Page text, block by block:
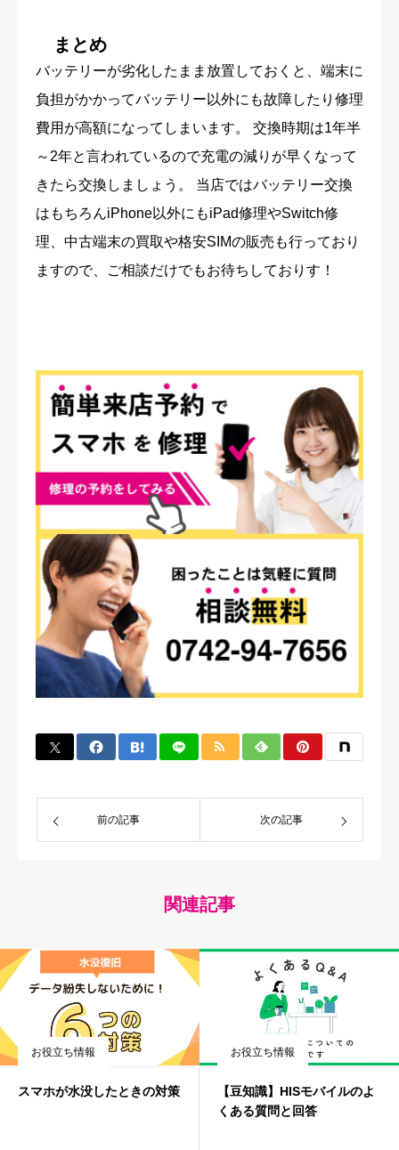
まとめ
バッテリーが劣化したまま放置しておくと、端末に
負担がかかってバッテリー以外にも故障したり修理
費用が高額になってしまいます。 交換時期は1年半
～2年と言われているので充電の減りが早くなって
きたら交換しましょう。 当店ではバッテリー交換
はもちろんiPhone以外にもiPad修理やSwitch修
理、中古端末の買取や格安SIMの販売も行っており
ますので、ご相談だけでもお待ちしておりす！
前の記事 次の記事
関連記事
お役立ち情報
スマホが水没したときの対策
お役立ち情報
【豆知識】HISモバイルのよ
くある質問と回答